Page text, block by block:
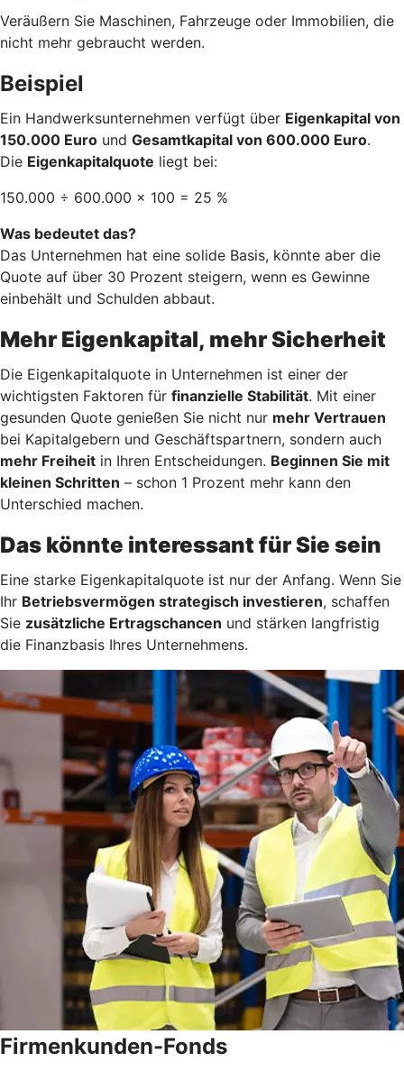
Veräußern Sie Maschinen, Fahrzeuge oder Immobilien, die
nicht mehr gebraucht werden.
Beispiel
Ein Handwerksunternehmen verfügt über Eigenkapital von
150.000 Euro und Gesamtkapital von 600.000 Euro.
Die Eigenkapitalquote liegt bei:
150.000 ÷ 600.000 × 100 = 25 %
Was bedeutet das?
Das Unternehmen hat eine solide Basis, könnte aber die
Quote auf über 30 Prozent steigern, wenn es Gewinne
einbehält und Schulden abbaut.
Mehr Eigenkapital, mehr Sicherheit
Die Eigenkapitalquote in Unternehmen ist einer der
wichtigsten Faktoren für finanzielle Stabilität. Mit einer
gesunden Quote genießen Sie nicht nur mehr Vertrauen
bei Kapitalgebern und Geschäftspartnern, sondern auch
mehr Freiheit in Ihren Entscheidungen. Beginnen Sie mit
kleinen Schritten – schon 1 Prozent mehr kann den
Unterschied machen.
Das könnte interessant für Sie sein
Eine starke Eigenkapitalquote ist nur der Anfang. Wenn Sie
Ihr Betriebsvermögen strategisch investieren, schaffen
Sie zusätzliche Ertragschancen und stärken langfristig
die Finanzbasis Ihres Unternehmens.
Firmenkunden-Fonds